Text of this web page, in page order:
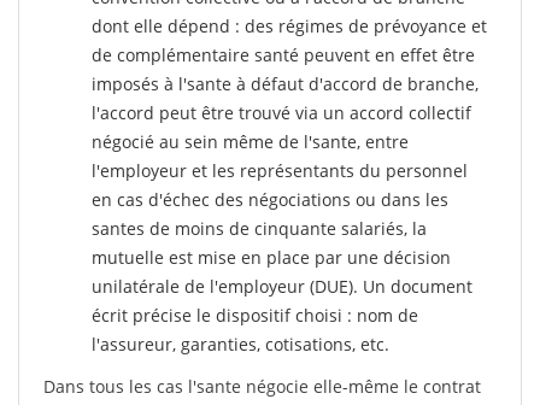
dont elle dépend : des régimes de prévoyance et
de complémentaire santé peuvent en effet être
imposés à l'sante à défaut d'accord de branche,
l'accord peut être trouvé via un accord collectif
négocié au sein même de l'sante, entre
l'employeur et les représentants du personnel
en cas d'échec des négociations ou dans les
santes de moins de cinquante salariés, la
mutuelle est mise en place par une décision
unilatérale de l'employeur (DUE). Un document
écrit précise le dispositif choisi : nom de
l'assureur, garanties, cotisations, etc.
Dans tous les cas l'sante négocie elle-même le contrat